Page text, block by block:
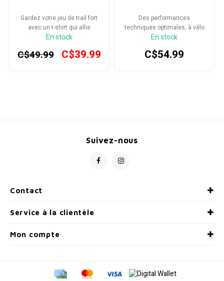
Gardez votre jeu de trail fort
avec un t-shirt qui allie
ambiance décontractée et
En stock
C$49.99 C$39.99
Des performances
techniques optimales, à vélo
comme en ville
En stock
C$54.99
Contact
Suivez-nous
Service à la clientèle
Mon compte